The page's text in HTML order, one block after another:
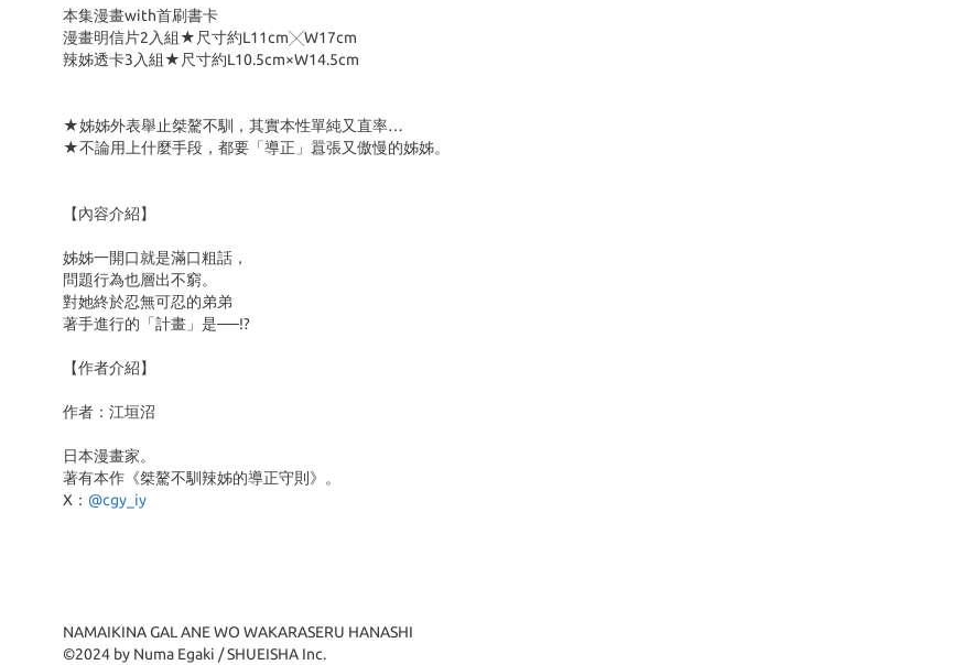
本集漫畫with首刷書卡
漫畫明信片2入組★尺寸約L11cm╳W17cm
辣姊透卡3入組★尺寸約L10.5cm×W14.5cm
★姊姊外表舉止桀驁不馴，其實本性單純又直率…
★不論用上什麼手段，都要「導正」囂張又傲慢的姊姊。
【內容介紹】
姊姊一開口就是滿口粗話，
問題行為也層出不窮。
對她終於忍無可忍的弟弟
著手進行的「計畫」是──!?
【作者介紹】
作者：江垣沼
日本漫畫家。
著有本作《桀驁不馴辣姊的導正守則》。
X： @cgy_iy
NAMAIKINA GAL ANE WO WAKARASERU HANASHI
©2024 by Numa Egaki / SHUEISHA Inc.